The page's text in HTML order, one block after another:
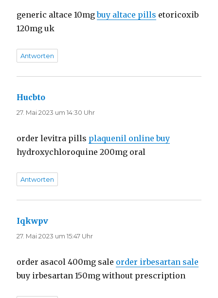
generic altace 10mgbuy altace pills etoricoxib
120mg uk
Antworten
Hucbto
27. Mai 2023 um 14:30 Uhr
order levitra pills plaquenil online buy
hydroxychloroquine 200mg oral
Antworten
Iqkwpv
27. Mai 2023 um 15:47 Uhr
order asacol 400mg sale order irbesartan sale
buy irbesartan 150mg without prescription